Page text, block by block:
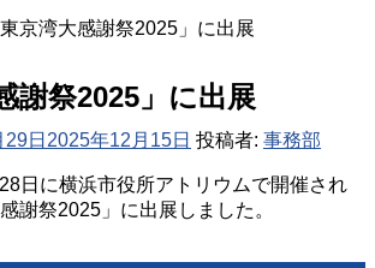
東京湾大感謝祭2025」に出展
謝祭2025」に出展
日 2025年12月15日 投稿者: 事務部
日に横浜市役所アトリウムで開催され
謝祭2025」に出展しました。